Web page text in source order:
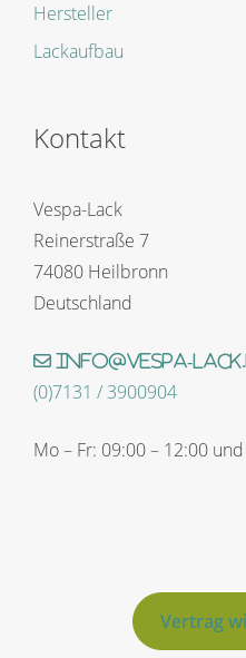
Hersteller
Lackaufbau
Kontakt
Vespa-Lack
Reinerstraße 7
74080 Heilbronn
Deutschland
info@vespa-
(0)7131 / 3900904
Mo – Fr: 09:00 – 12:00
Vertrag